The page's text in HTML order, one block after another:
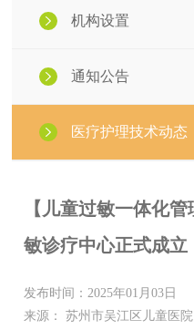
机构设置
通知公告
医疗护理技术动态
【儿童过敏一体化
敏诊疗中心正式成立
发布时间：2025年01月03日
来源： 苏州市吴江区儿童医